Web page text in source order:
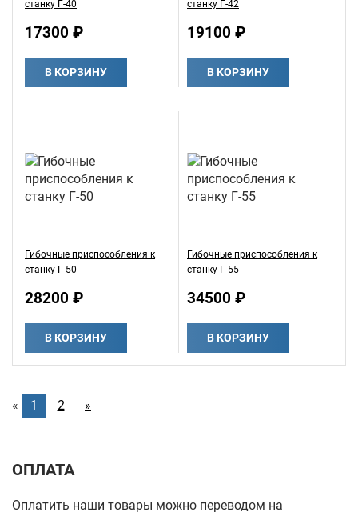
станку Г-40
17300 ₽
В КОРЗИНУ
станку Г-42
19100 ₽
В КОРЗИНУ
Гибочные приспособления к
станку Г-50
28200 ₽
В КОРЗИНУ
Гибочные приспособления к
станку Г-55
34500 ₽
В КОРЗИНУ
« 1 2 »
ОПЛАТА
Оплатить наши товары можно переводом на